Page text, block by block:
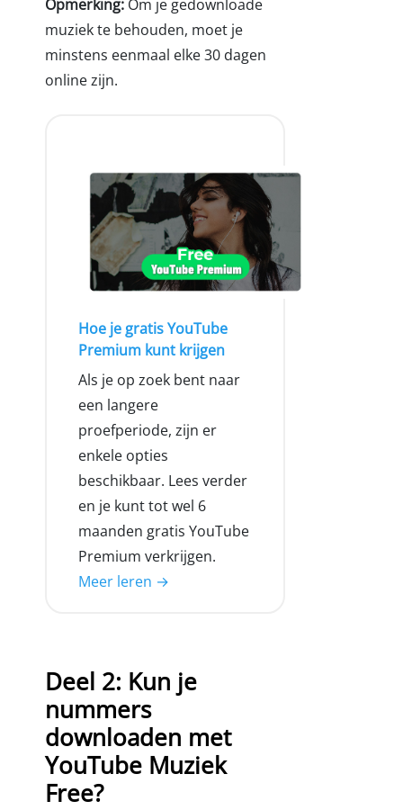
Opmerking: Om je gedownloade
muziek te behouden, moet je
minstens eenmaal elke 30 dagen
online zijn.
Hoe je gratis YouTube
Premium kunt krijgen
Als je op zoek bent naar
een langere
proefperiode, zijn er
enkele opties
beschikbaar. Lees verder
en je kunt tot wel 6
maanden gratis YouTube
Premium verkrijgen.
Meer leren →
Deel 2: Kun je
nummers
downloaden met
YouTube Muziek
Free?